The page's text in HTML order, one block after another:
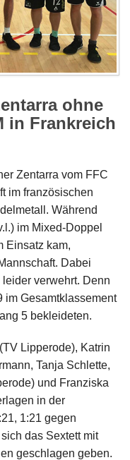
ohne
in Frankreich
Zentarra vom FFC
im französischen
Während
im Mixed-Doppel
Einsatz kam,
Dabei
verwehrt. Denn
im Gesamtklassement
5 bekleideten.
Lipperode), Katrin
Tanja Schlette,
und Franziska
in der
1:21 gegen
das Sextett mit
geschlagen geben.